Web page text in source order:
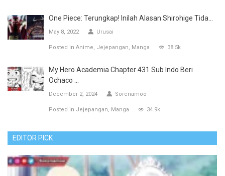
One Piece: Terungkap! Inilah Alasan Shirohige Tida...
May 8, 2022 Urusai
Posted in Anime Jejepangan Manga 38.5k
My Hero Academia Chapter 431 Sub Indo Beri
Ochaco ...
December 2, 2024 Sorenamoo
Posted in Jejepangan Manga 34.9k
EDITOR PICK